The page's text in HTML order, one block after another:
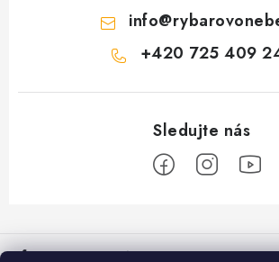
info@
+420 725 409
á
Informace pro vás